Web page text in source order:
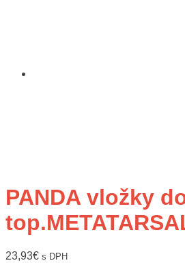
PANDA vložky
23,93€ s DPH